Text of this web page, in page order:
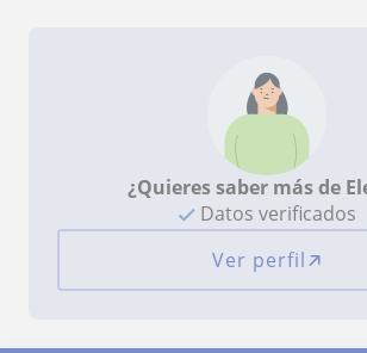
¿Quieres saber más de
Datos verificados
Ver perfil